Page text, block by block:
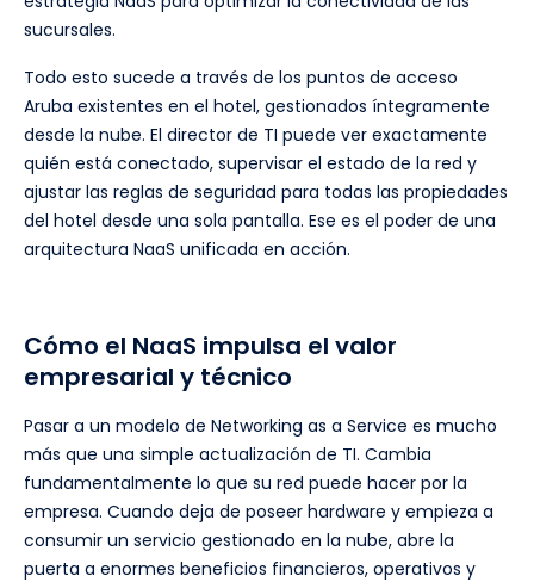
sucursales.
Todo esto sucede a través de los puntos de acceso
Aruba existentes en el hotel, gestionados íntegramente
desde la nube. El director de TI puede ver exactamente
quién está conectado, supervisar el estado de la red y
ajustar las reglas de seguridad para todas las propiedades
del hotel desde una sola pantalla. Ese es el poder de una
arquitectura NaaS unificada en acción.
Cómo el NaaS impulsa el valor
empresarial y técnico
Pasar a un modelo de Networking as a Service es mucho
más que una simple actualización de TI. Cambia
fundamentalmente lo que su red puede hacer por la
empresa. Cuando deja de poseer hardware y empieza a
consumir un servicio gestionado en la nube, abre la
puerta a enormes beneficios financieros, operativos y